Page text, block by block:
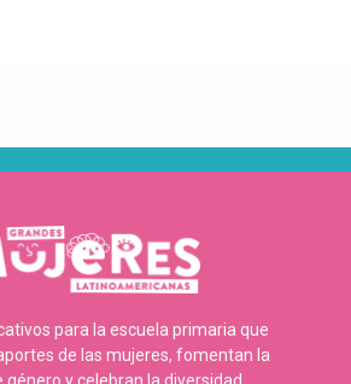
para la escuela primaria que
de las mujeres, fomentan la
género y celebran la diversidad.